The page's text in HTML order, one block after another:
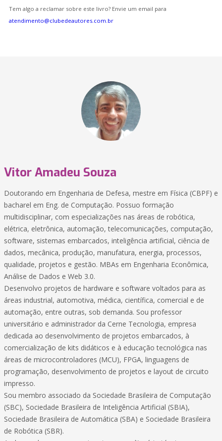
Tem algo a reclamar sobre este livro? Envie um email para
atendimento@clubedeautores.com.br
Vitor Amadeu Souza
Doutorando em Engenharia de Defesa, mestre em Física (CBPF) e
bacharel em Eng. de Computação. Possuo formação
multidisciplinar, com especializações nas áreas de robótica,
elétrica, eletrônica, automação, telecomunicações, computação,
software, sistemas embarcados, inteligência artificial, ciência de
dados, mecânica, produção, manufatura, energia, processos,
qualidade, projetos e gestão. MBAs em Engenharia Econômica,
Análise de Dados e Web 3.0.
Desenvolvo projetos de hardware e software voltados para as
áreas industrial, automotiva, médica, científica, comercial e de
automação, entre outras, sob demanda. Sou professor
universitário e administrador da Cerne Tecnologia, empresa
dedicada ao desenvolvimento de projetos embarcados, à
comercialização de kits didáticos e à educação tecnológica nas
áreas de microcontroladores (MCU), FPGA, linguagens de
programação, desenvolvimento de projetos e layout de circuito
impresso.
Sou membro associado da Sociedade Brasileira de Computação
(SBC), Sociedade Brasileira de Inteligência Artificial (SBIA),
Sociedade Brasileira de Automática (SBA) e Sociedade Brasileira
de Robótica (SBR).